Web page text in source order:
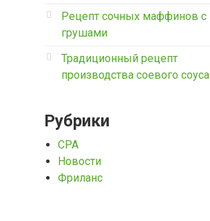
Рецепт сочных маффинов с
грушами
Традиционный рецепт
производства соевого соуса
Рубрики
CPA
Новости
Фриланс